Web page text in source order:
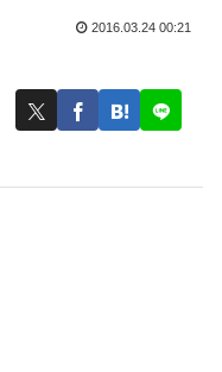
2016.03.24 00:21